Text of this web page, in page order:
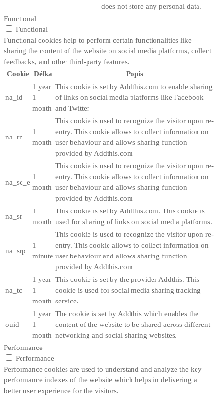
does not store any personal data.
Functional
Functional
Functional cookies help to perform certain functionalities like
sharing the content of the website on social media platforms, collect
feedbacks, and other third-party features.
Cookie Délka Popis
na_id
1 year
1
month
This cookie is set by Addthis.com to enable sharing
of links on social media platforms like Facebook
and Twitter
na_rn
1
month
This cookie is used to recognize the visitor upon re-
entry. This cookie allows to collect information on
user behaviour and allows sharing function
provided by Addthis.com
na_sc_e
1
month
This cookie is used to recognize the visitor upon re-
entry. This cookie allows to collect information on
user behaviour and allows sharing function
provided by Addthis.com
na_sr
1
month
This cookie is set by Addthis.com. This cookie is
used for sharing of links on social media platforms.
na_srp
1
minute
This cookie is used to recognize the visitor upon re-
entry. This cookie allows to collect information on
user behaviour and allows sharing function
provided by Addthis.com
na_tc
1 year
1
month
This cookie is set by the provider Addthis. This
cookie is used for social media sharing tracking
service.
ouid
1 year
1
month
The cookie is set by Addthis which enables the
content of the website to be shared across different
networking and social sharing websites.
Performance
Performance
Performance cookies are used to understand and analyze the key
performance indexes of the website which helps in delivering a
better user experience for the visitors.